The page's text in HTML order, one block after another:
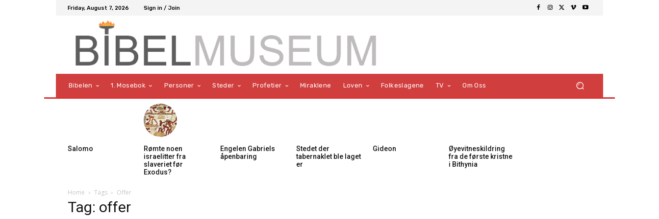
Friday, August 7, 2026 Sign in / Join
Bibelen 1. Mosebok Personer Steder Profetier Miraklene Loven Folkeslagene TV Om Oss
Salomo
Rømte noen
israelitter fra
slaveriet før
Exodus?
Engelen Gabriels
åpenbaring
Stedet der
tabernaklet ble laget
er
Gideon
Øyevitneskildring
fra de første kristne
i Bithynia
Home Tags Offer
Tag: offer